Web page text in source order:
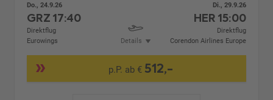
Do., 24.9.26
GRZ17:40
Direktflug
Eurowings
Details
Di., 29.9.26
HER 15:00
Direktflug
Corendon Airlines Europe
p.P. ab € 512,-